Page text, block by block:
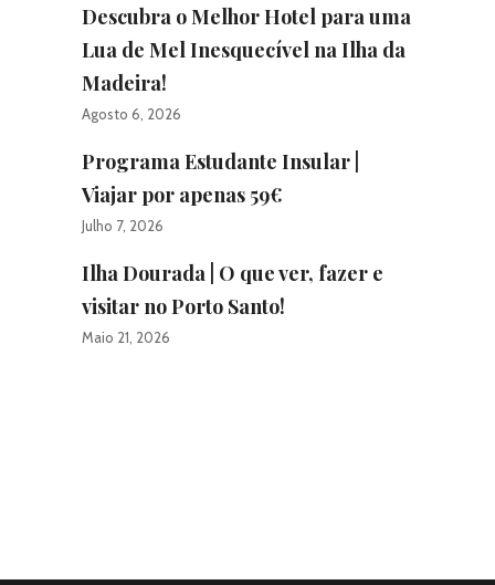
Descubra o Melhor Hotel para uma
Lua de Mel Inesquecível na Ilha da
Madeira!
Agosto 6, 2026
Programa Estudante Insular |
Viajar por apenas 59€
Julho 7, 2026
Ilha Dourada | O que ver, fazer e
visitar no Porto Santo!
Maio 21, 2026